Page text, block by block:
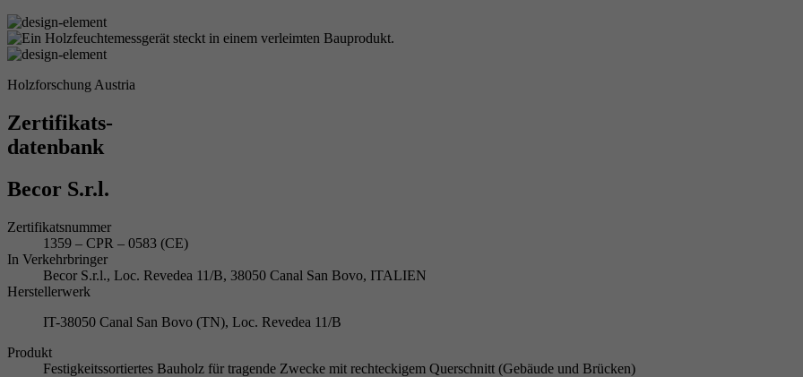
Holzforschung Austria
Zertifikats-
datenbank
Becor S.r.l.
Zertifikatsnummer
1359 – CPR – 0583 (CE)
In Verkehrbringer
Becor S.r.l., Loc. Revedea 11/B, 38050 Canal San Bovo, ITALIEN
Herstellerwerk
IT-38050 Canal San Bovo (TN), Loc. Revedea 11/B
Produkt
Festigkeitssortiertes Bauholz für tragende Zwecke mit rechteckigem Querschnitt (Gebäude und Brücken)